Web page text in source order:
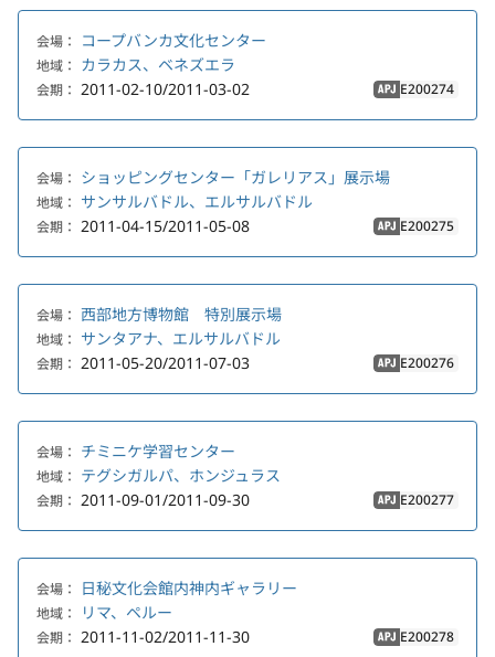
会場： コープバンカ文化センター
地域： カラカス、ベネズエラ
会期： 2011-02-10/2011-03-02 APJ E200274
会場： ショッピングセンター「ガレリアス」展示場
地域： サンサルバドル、エルサルバドル
会期： 2011-04-15/2011-05-08 APJ E200275
会場： 西部地方博物館 特別展示場
地域： サンタアナ、エルサルバドル
会期： 2011-05-20/2011-07-03 APJ E200276
会場： チミニケ学習センター
地域： テグシガルパ、ホンジュラス
会期： 2011-09-01/2011-09-30 APJ E200277
会場： 日秘文化会館内神内ギャラリー
地域： リマ、ペルー
会期： 2011-11-02/2011-11-30 APJ E200278